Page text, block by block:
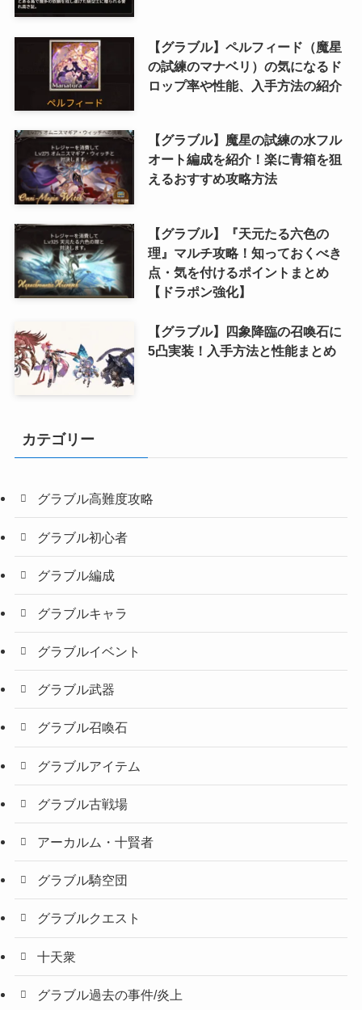
【グラブル】ペルフィード（魔星
の試練のマナベリ）の気になるド
ロップ率や性能、入手方法の紹介
【グラブル】魔星の試練の水フル
オート編成を紹介！楽に青箱を狙
えるおすすめ攻略方法
【グラブル】『天元たる六色の
理』マルチ攻略！知っておくべき
点・気を付けるポイントまとめ
【ドラポン強化】
【グラブル】四象降臨の召喚石に
5凸実装！入手方法と性能まとめ
カテゴリー
グラブル高難度攻略
グラブル初心者
グラブル編成
グラブルキャラ
グラブルイベント
グラブル武器
グラブル召喚石
グラブルアイテム
グラブル古戦場
アーカルム・十賢者
グラブル騎空団
グラブルクエスト
十天衆
グラブル過去の事件/炎上